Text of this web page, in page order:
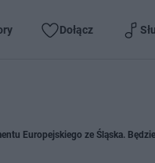
Dołącz
Europejskiego ze Śląska.